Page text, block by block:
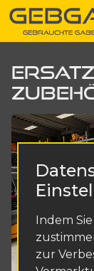
Indem
zur